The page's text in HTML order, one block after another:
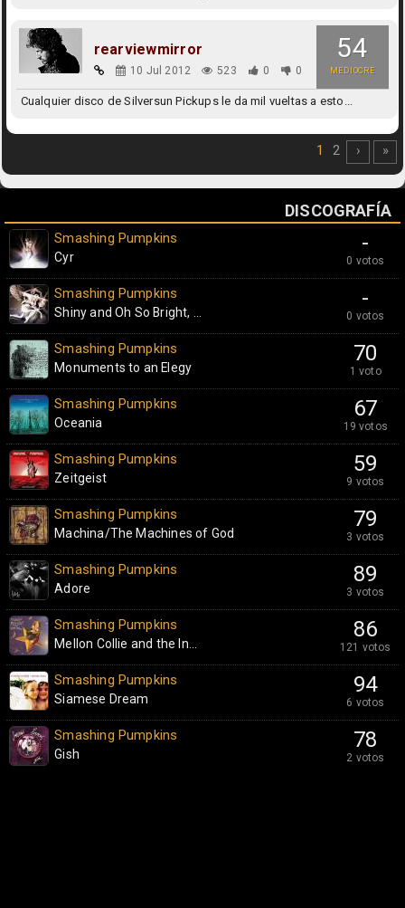
54
MEDIOCRE
rearviewmirror
10 Jul 2012 523 0 0
Cualquier disco de Silversun Pickups le da mil vueltas a esto...
1 2 › »
DISCOGRAFÍA
-
0 votos
Smashing Pumpkins
Cyr
-
0 votos
Smashing Pumpkins
Shiny and Oh So Bright, ...
70
1 voto
Smashing Pumpkins
Monuments to an Elegy
67
19 votos
Smashing Pumpkins
Oceania
59
9 votos
Smashing Pumpkins
Zeitgeist
79
3 votos
Smashing Pumpkins
Machina/The Machines of God
89
3 votos
Smashing Pumpkins
Adore
86
121 votos
Smashing Pumpkins
Mellon Collie and the In...
94
6 votos
Smashing Pumpkins
Siamese Dream
78
2 votos
Smashing Pumpkins
Gish